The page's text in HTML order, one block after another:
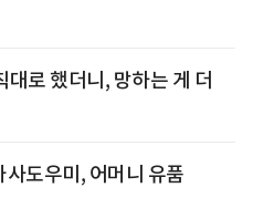
로 했더니, 망하는 게 더
도우미, 어머니 유품